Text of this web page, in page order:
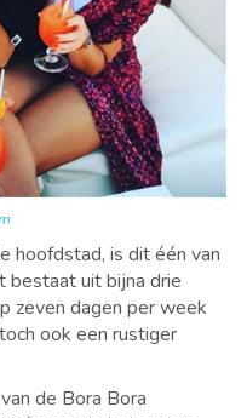
hoofdstad, is ditéén van
bestaat uit bijna drie
zeven dagen per week
ook een rustiger
de Bora Bora